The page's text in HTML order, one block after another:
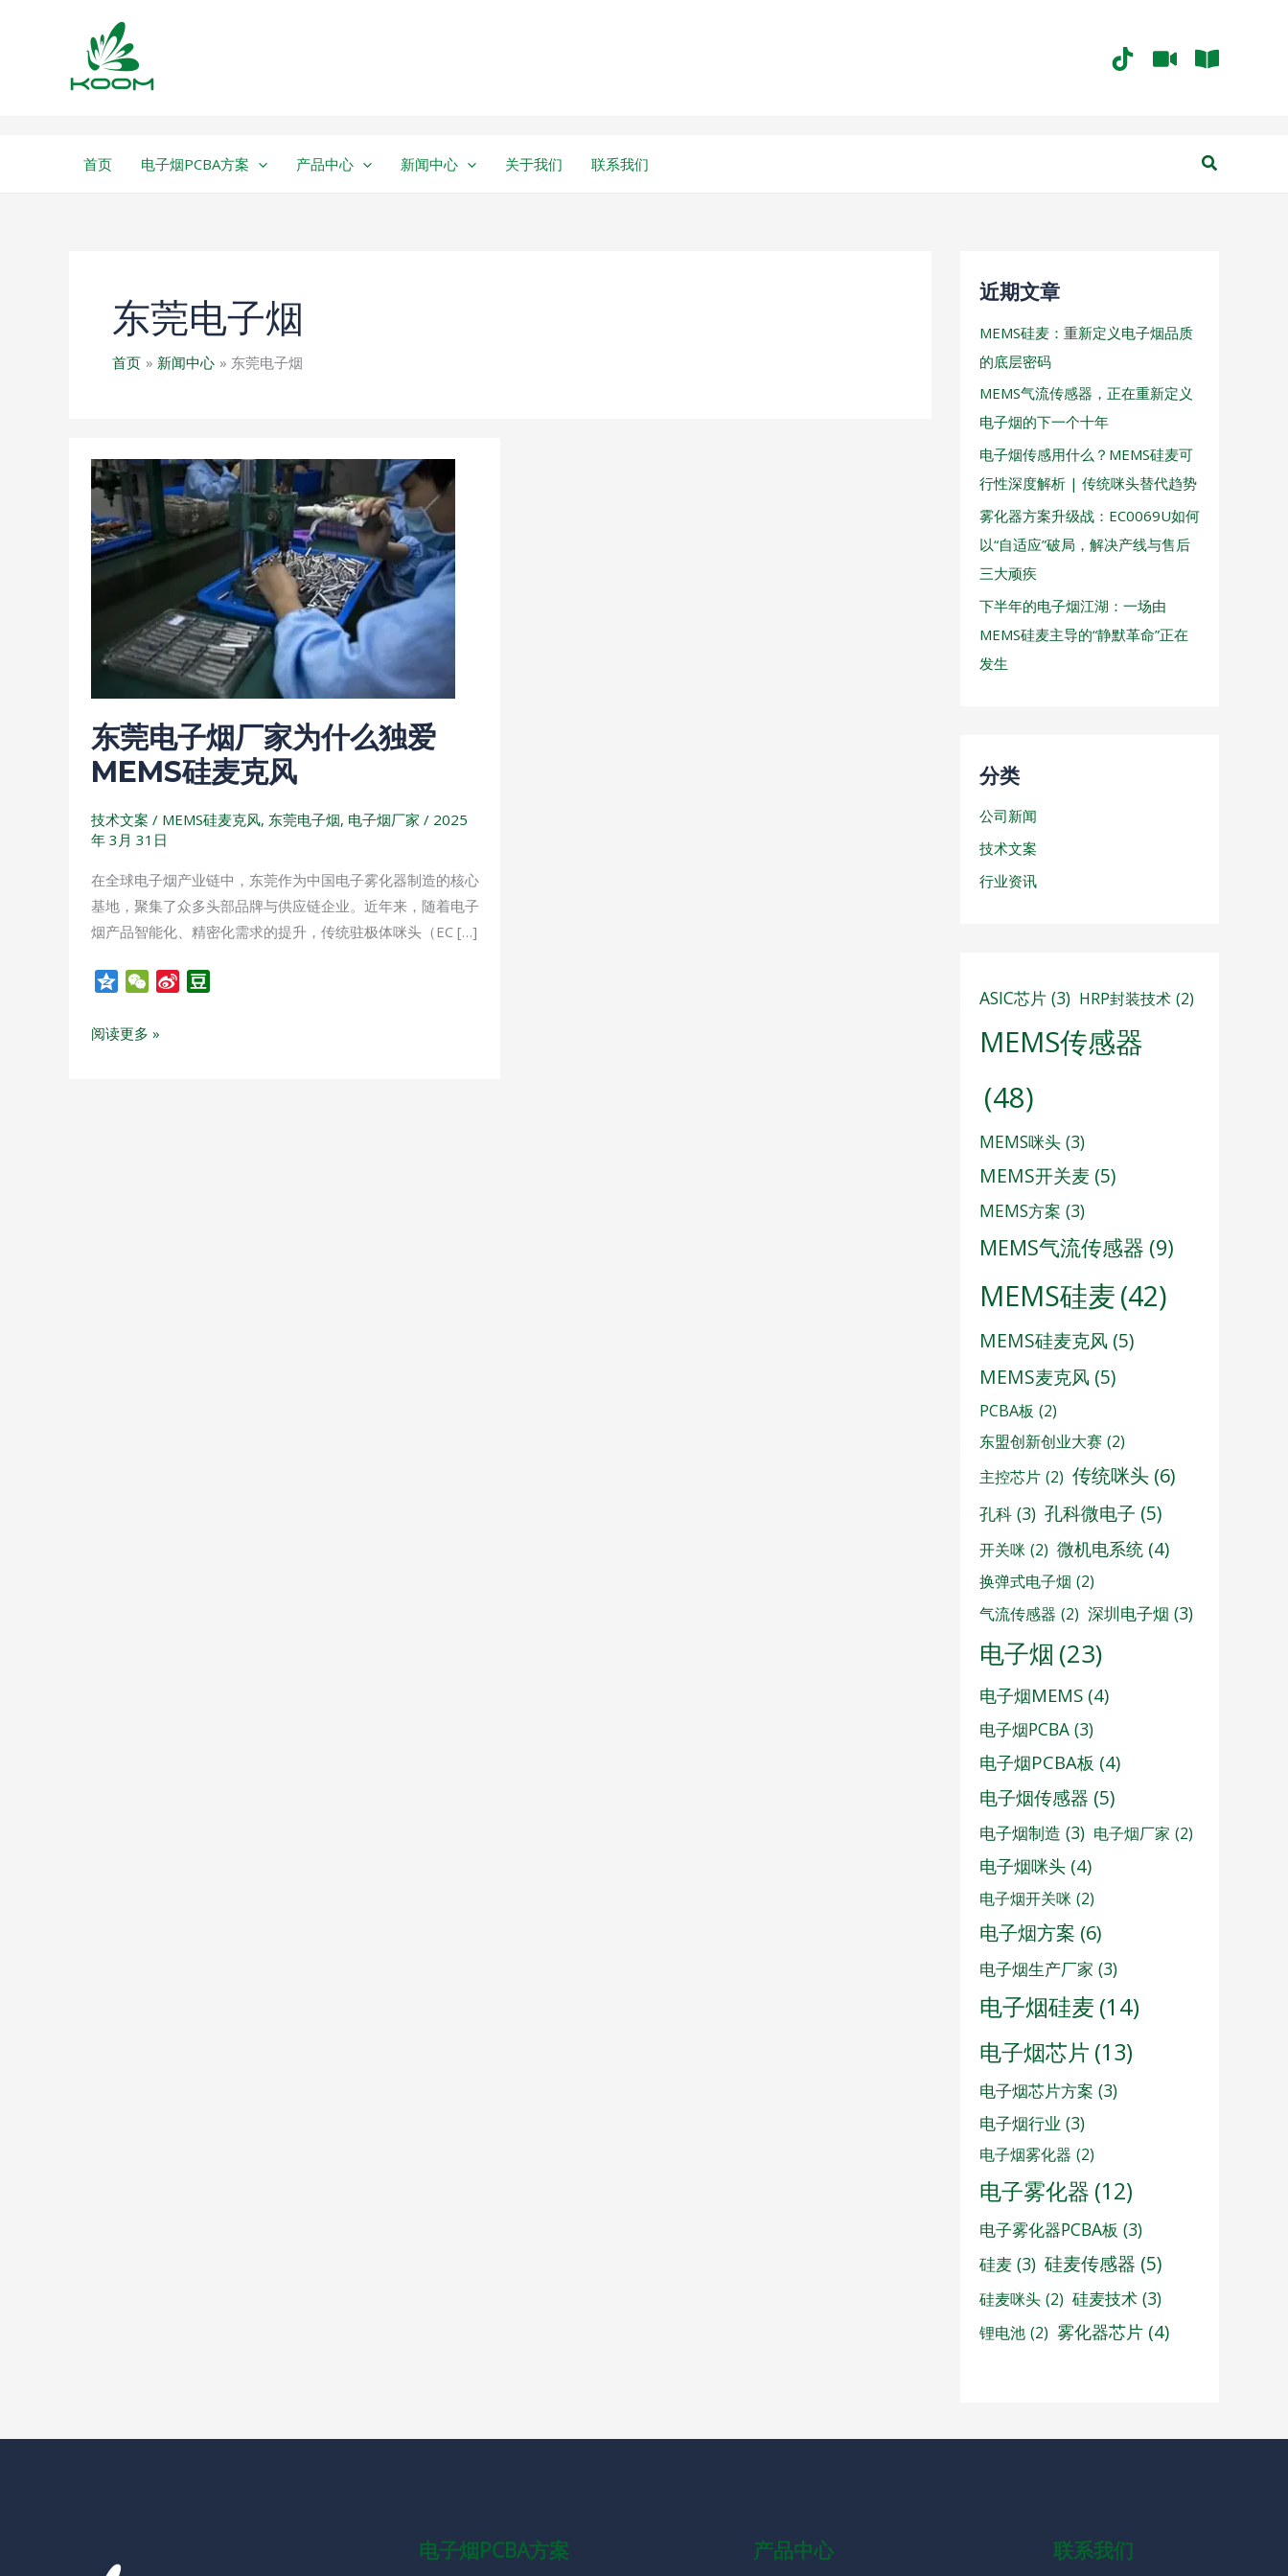
首页 电子烟PCBA方案 产品中心 新闻中心 关于我们 联系我们
搜
东莞电子烟
首页 新闻中心 东莞电子烟
东莞电子烟厂家为什么独爱
MEMS硅麦克风
技术文案 / MEMS硅麦克风, 东莞电子烟, 电子烟厂家 / 2025
年 3月 31日
在全球电子烟产业链中，东莞作为中国电子雾化器制造的核心
基地，聚集了众多头部品牌与供应链企业。近年来，随着电子
烟产品智能化、精密化需求的提升，传统驻极体咪头（EC […]
Q
o
W
C
东
莞
电
子
么
独
爱
MEMS
麦
风
阅读更多 »
近期文章
MEMS硅麦：重新定义电子烟品质
的底层密码
MEMS气流传感器，正在重新定义
电子烟的下一个十年
电子烟传感用什么？MEMS硅麦可
行性深度解析 | 传统咪头替代趋势
雾化器方案升级战：EC0069U如何
以“自适应”破局，解决产线与售后
三大顽疾
下半年的电子烟江湖：一场由
MEMS硅麦主导的“静默革命”正在
发生
分类
公司新闻
技术文案
行业资讯
ASIC芯片 (3) HRP封装技术 (2)
MEMS传感器
(48)
MEMS咪头 (3)
MEMS开关麦 (5)
MEMS方案 (3)
MEMS气流传感器 (9)
MEMS硅麦(42)
MEMS硅麦克风 (5)
MEMS麦克风 (5)
PCBA板 (2)
东盟创新创业大赛 (2)
主控芯片 (2) 传统咪头 (6)
孔科 (3) 孔科微电子 (5)
开关咪 (2) 微机电系统 (4)
换弹式电子烟 (2)
气流传感器 (2) 深圳电子烟 (3)
电子烟 (23)
电子烟MEMS (4)
电子烟PCBA (3)
电子烟PCBA板 (4)
电子烟传感器 (5)
电子烟制造 (3) 电子烟厂家 (2)
电子烟咪头 (4)
电子烟开关咪 (2)
电子烟方案 (6)
电子烟生产厂家 (3)
电子烟硅麦 (14)
电子烟芯片 (13)
电子烟芯片方案 (3)
电子烟行业 (3)
电子烟雾化器 (2)
电子雾化器 (12)
电子雾化器PCBA板 (3)
硅麦 (3) 硅麦传感器 (5)
硅麦咪头 (2) 硅麦技术 (3)
锂电池 (2) 雾化器芯片 (4)
电子烟PCBA方案 产品中心 联系我们